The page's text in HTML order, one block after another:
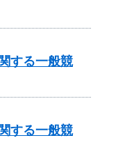
する一般競
する一般競